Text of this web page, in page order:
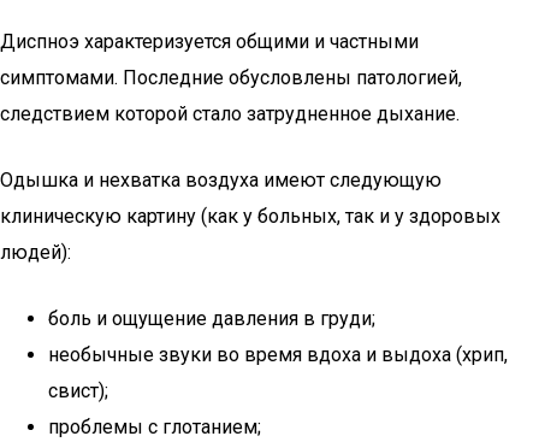
Диспноэ характеризуется общими и частными
симптомами. Последние обусловлены патологией,
следствием которой стало затрудненное дыхание.
Одышка и нехватка воздуха имеют следующую
клиническую картину (как у больных, так и у здоровых
людей):
боль и ощущение давления в груди;
необычные звуки во время вдоха и выдоха (хрип,
свист);
проблемы с глотанием;